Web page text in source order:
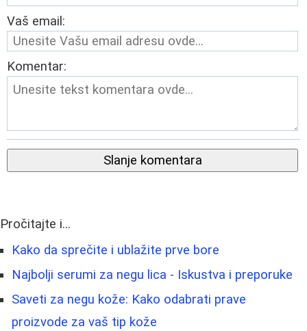
Vaš email:
Komentar:
Slanje komentara
Pročitajte i...
Kako da sprečite i ublažite prve bore
Najbolji serumi za negu lica - Iskustva i preporuke
Saveti za negu kože: Kako odabrati prave
proizvode za vaš tip kože